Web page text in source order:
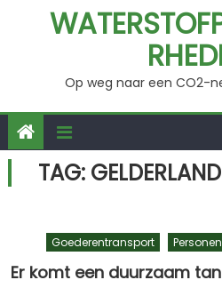
Op weg naar een CO2-
TAG: GELDERLAND
Goederentransport
Er komt een duurzaam